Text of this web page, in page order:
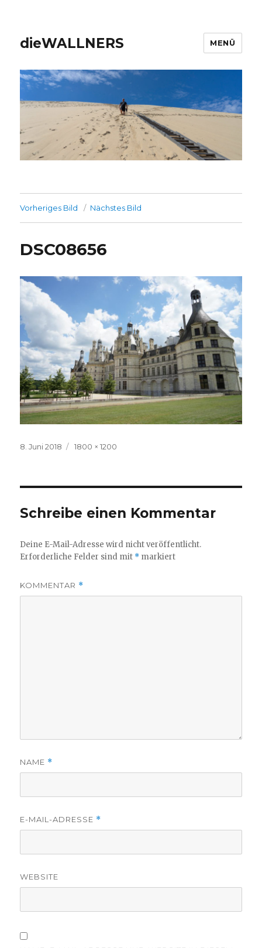
dieWALLNERS MENÜ
Vorheriges Bild Nächstes Bild
DSC08656
Veröffentlicht
8. Juni 2018
Volle
1800 × 1200
Schreibe einen Kommentar
Deine E-Mail-Adresse wird nicht veröffentlicht.
Erforderliche Felder sind mit * markiert
KOMMENTAR *
NAME *
E-MAIL-ADRESSE *
WEBSITE